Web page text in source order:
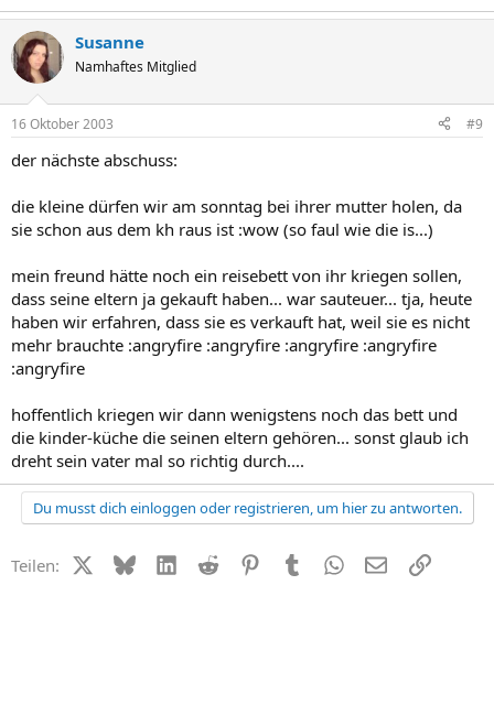
Susanne
Namhaftes Mitglied
16 Oktober 2003 #9
der nächste abschuss:
die kleine dürfen wir am sonntag bei ihrer mutter holen, da
sie schon aus dem kh raus ist :wow (so faul wie die is...)
mein freund hätte noch ein reisebett von ihr kriegen sollen,
dass seine eltern ja gekauft haben... war sauteuer... tja, heute
haben wir erfahren, dass sie es verkauft hat, weil sie es nicht
mehr brauchte :angryfire :angryfire :angryfire :angryfire
:angryfire
hoffentlich kriegen wir dann wenigstens noch das bett und
die kinder-küche die seinen eltern gehören... sonst glaub ich
dreht sein vater mal so richtig durch....
Du musst dich einloggen oder registrieren, um hier zu antworten.
Teilen: X (Twitter)
BlueskyLinkedIn
Reddit PinterestTumblr WhatsApp
E-MailLink